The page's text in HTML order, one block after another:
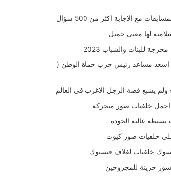
مع الاجابة اكثر من 500 سؤال
لها معنى جميل
للبنات والشباب 2023
اسعد مساعد رئيس حزب حماة الوطن (
يشبع قصة الرجل الاغرب فى العالم
خلفيات صور متحركة
عاليه الجودة
خلفيات صور كيوت
خلفيات لغلاف فيسبوك
حزينة للمجروحين